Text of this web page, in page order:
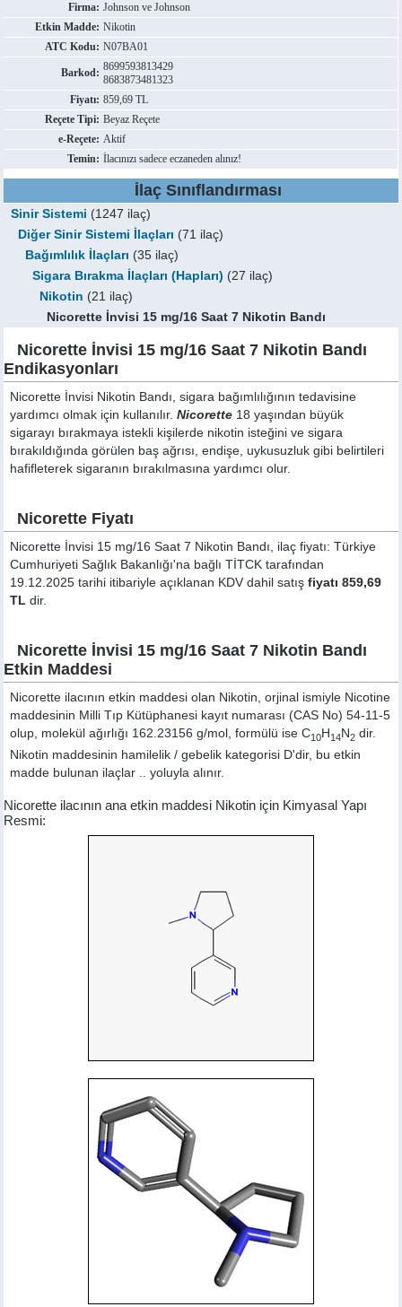
Firma: Johnson ve Johnson
Etkin Madde: Nikotin
ATC Kodu: N07BA01
Barkod: 8699593813429
8683873481323
Fiyatı: 859,69 TL
Reçete Tipi: Beyaz Reçete
e-Reçete: Aktif
Temin: İlacınızı sadece eczaneden alınız!
İlaç Sınıflandırması
Sinir Sistemi (1247 ilaç)
Diğer Sinir Sistemi İlaçları (71 ilaç)
Bağımlılık İlaçları (35 ilaç)
Sigara Bırakma İlaçları (Hapları) (27 ilaç)
Nikotin (21 ilaç)
Nicorette İnvisi 15 mg/16 Saat 7 Nikotin Bandı
Nicorette İnvisi 15 mg/16 Saat 7 Nikotin Bandı
Endikasyonları
Nicorette İnvisi Nikotin Bandı, sigara bağımlılığının tedavisine
yardımcı olmak için kullanılır.Nicorette 18 yaşından büyük
sigarayı bırakmaya istekli kişilerde nikotin isteğini ve sigara
bırakıldığında görülen baş ağrısı, endişe, uykusuzluk gibi belirtileri
hafifleterek sigaranın bırakılmasına yardımcı olur.
Nicorette Fiyatı
Nicorette İnvisi 15 mg/16 Saat 7 Nikotin Bandı, ilaç fiyatı: Türkiye
Cumhuriyeti Sağlık Bakanlığı'na bağlı TİTCK tarafından
19.12.2025 tarihi itibariyle açıklanan KDV dahil satışfiyatı 859,69
TL dir.
Nicorette İnvisi 15 mg/16 Saat 7 Nikotin Bandı
Etkin Maddesi
Nicorette ilacının etkin maddesi olan Nikotin, orjinal ismiyle Nicotine
maddesinin Milli Tıp Kütüphanesi kayıt numarası (CAS No) 54-11-5
olup, molekül ağırlığı 162.23156 g/mol, formülü ise C10H 14N2 dir.
Nikotin maddesinin hamilelik / gebelik kategorisi D'dir, bu etkin
madde bulunan ilaçlar .. yoluyla alınır.
Nicorette ilacının ana etkin maddesi Nikotin için Kimyasal Yapı
Resmi: